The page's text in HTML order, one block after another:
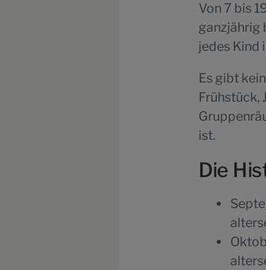
Von 7 bis
ganzjährig
jedes Kind
Es gibt
Frühstück,
ist.
Die